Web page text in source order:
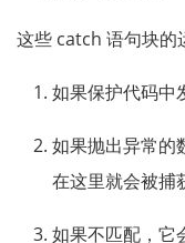
这些 catch 语句块的
如果保护代码中
如果抛出异常的
在这里就会被捕
如果不匹配，它